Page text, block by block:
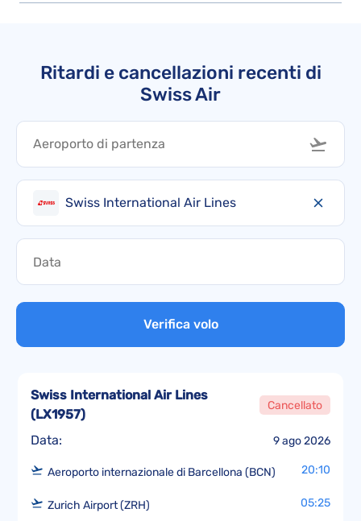
Ritardi e cancellazioni recenti di
Swiss Air
Swiss International Air Lines
Verifica volo
Data: 9 ago 2026
Swiss International Air Lines
(LX1957)
Cancellato
Aeroporto internazionale di Barcellona (BCN) 20:10
Zurich Airport (ZRH) 05:25